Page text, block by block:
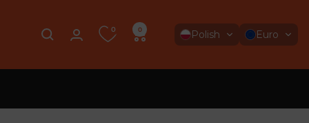
0 0 Polish Euro